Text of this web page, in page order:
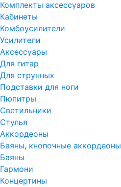
Комплекты аксессуаров
Кабинеты
Комбоусилители
Усилители
Аксессуары
Для гитар
Для струнных
Подставки для ноги
Пюпитры
Светильники
Стулья
Аккордеоны
Баяны, кнопочные аккордеоны
Баяны
Гармони
Концертины